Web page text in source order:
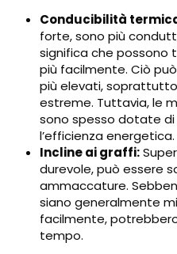
Conducibilità
forte, sono più
significa che possono
più facilmente. Ciò
più elevati,
estreme. Tuttavia, le
sono spesso dotate
l’efficienza energetica.
Incline ai graffi:
durevole, può essere
ammaccature.
siano generalmente
facilmente,
tempo.